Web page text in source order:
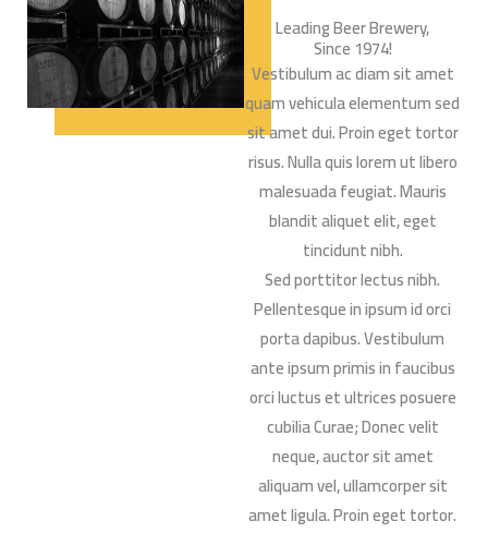
Leading Beer Brewery,
Since 1974!
Vestibulum ac diam sit amet
quam vehicula elementum sed
sit amet dui. Proin eget tortor
risus. Nulla quis lorem ut libero
malesuada feugiat. Mauris
blandit aliquet elit, eget
tincidunt nibh.
Sed porttitor lectus nibh.
Pellentesque in ipsum id orci
porta dapibus. Vestibulum
ante ipsum primis in faucibus
orci luctus et ultrices posuere
cubilia Curae; Donec velit
neque, auctor sit amet
aliquam vel, ullamcorper sit
amet ligula. Proin eget tortor.